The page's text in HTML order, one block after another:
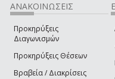
ΑΝΑΚΟΙΝΩΣΕΙΣ
Προκηρύξεις
Διαγωνισμών
Προκηρύξεις Θέσεων
Βραβεία / Διακρίσεις